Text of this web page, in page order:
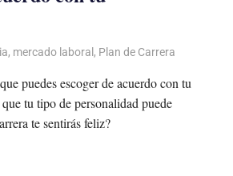
, mercado laboral , Plan de Carrera
puedes escoger de acuerdo con tu
tu tipo de personalidad puede
te sentirás feliz?